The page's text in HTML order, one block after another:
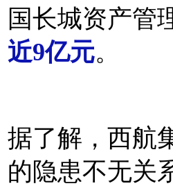
国长城资产管
近9亿元。
据了解，西航
的隐患不无关